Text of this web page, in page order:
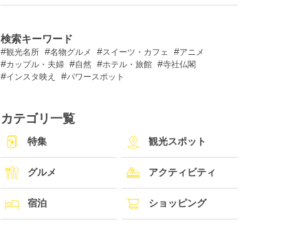
検索キーワード
観光名所 名物グルメ スイーツ・カフェ
アニメ
カップル・夫婦
自然 ホテル・旅館
寺社仏閣
インスタ映え
パワースポット
カテゴリ一覧
特集 観光スポット
グルメ アクティビティ
宿泊 ショッピング